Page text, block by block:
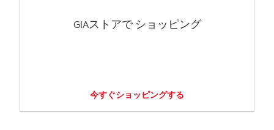
GIAストアで ショッピング
今すぐショッピングする